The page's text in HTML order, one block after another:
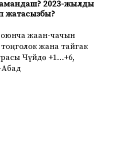
2023-жылды
жатасызбы?
жаан-чачын
жана тайгак
Чүйдө +1…+6,